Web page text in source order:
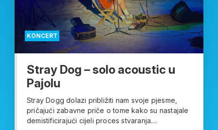
KONCERT
Stray Dog – solo acoustic u
Pajolu
Stray Dogg dolazi približiti nam svoje pjesme,
pričajući zabavne priče o tome kako su nastajale
demistificirajući cijeli proces stvaranja....